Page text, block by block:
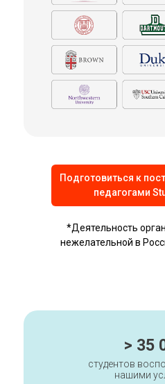
Подготовиться к
педагогами
*Деятельность
нежелательной в
> 35
студентов
нашими